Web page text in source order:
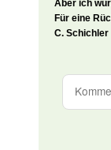
Aber ich
Für eine
C. Schichler